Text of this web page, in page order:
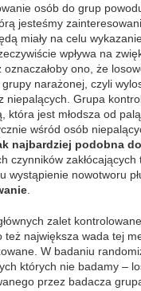
osób do grup
jesteśmy
miały na celu
wpływa na
oznaczałoby ono, że
grupy narażonej, czyli
niepalących. Grupa
która jest młodsza od
wśród osób
najbardziej podobna
czynników
wystąpienie nowotworu
.
zalet
też największa wada tej
W badaniu
których nie badamy –
przez badacza